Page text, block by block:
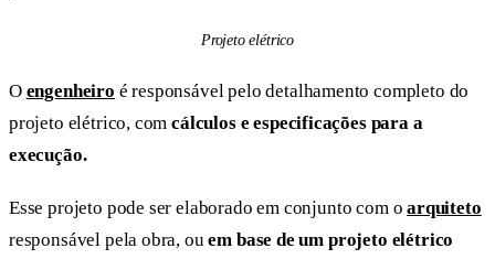
Projeto elétrico
O engenheiro é responsável pelo detalhamento completo do
projeto elétrico, comcálculos e especificações para a
execução.
Esse projeto pode ser elaborado em conjunto com oarquiteto
responsável pela obra, ou em base de um projeto elétrico